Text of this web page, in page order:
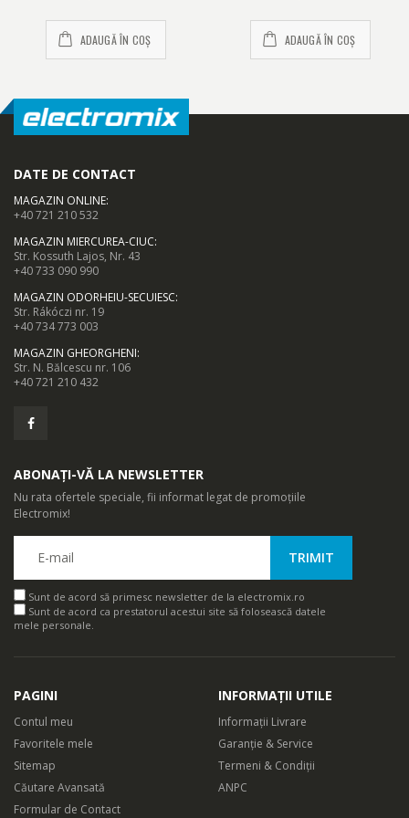
ADAUGĂ ÎN COȘ ADAUGĂ ÎN COȘ
DATE DE CONTACT
MAGAZIN ONLINE:
+40 721 210 532
MAGAZIN MIERCUREA-CIUC:
Str. Kossuth Lajos, Nr. 43
+40 733 090 990
MAGAZIN ODORHEIU-SECUIESC:
Str. Rákóczi nr. 19
+40 734 773 003
MAGAZIN GHEORGHENI:
Str. N. Bălcescu nr. 106
+40 721 210 432
ABONAȚI-VĂ LA NEWSLETTER
Nu rata ofertele speciale, fii informat legat de promoțiile
Electromix!
Sunt de acord să primesc newsletter de la electromix.ro
Sunt de acord ca prestatorul acestui site să folosească datele
mele personale.
PAGINI
Contul meu
Favoritele mele
Sitemap
Căutare Avansată
Formular de Contact
INFORMAȚII UTILE
Informații Livrare
Garanție & Service
Termeni & Condiții
ANPC